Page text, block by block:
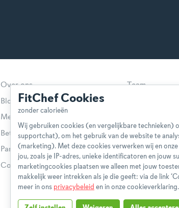
Over ons Team
Blog
Methodologie
Betaalmethoden
Partnerprogramma
Boeken
Contact
FitChef Cookies
Wij gebruiken cookies (en vergelijkbare technieken)
supportchat), om het gebruik van de website te
(marketing). Met deze cookies verwerken wij en
jou, zoals je IP-adres, unieke identificatoren en jouw
marketingcookies plaatsen we alleen met jouw
makkelijk weer intrekken als je die geeft: via de link
meer in ons privacybeleid en in onze cookieverklaring.